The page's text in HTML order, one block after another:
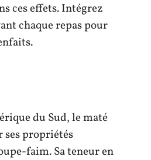
ces effets. Intégrez
chaque repas pour
du Sud, le maté
ses propriétés
faim. Sa teneur en